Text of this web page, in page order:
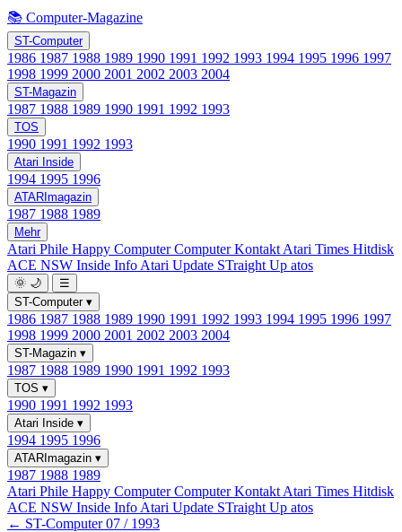
📚 Computer-Magazine
ST-Computer
1986 1987 1988 1989 1990 1991 1992 1993 1994 1995 1996 1997
1998 1999 2000 2001 2002 2003 2004
ST-Magazin
1987 1988 1989 1990 1991 1992 1993
TOS
1990 1991 1992 1993
Atari Inside
1994 1995 1996
ATARImagazin
1987 1988 1989
Mehr
Atari Phile Happy ComputerComputer Kontakt Atari Times Hitdisk
ACE NSW Inside Info Atari Update STraight Up atos
🌞 🌙
☰
ST-Computer ▾
1986 1987 1988 1989 1990 1991 1992 1993 1994 1995 1996 1997
1998 1999 2000 2001 2002 2003 2004
ST-Magazin ▾
1987 1988 1989 1990 1991 1992 1993
TOS ▾
1990 1991 1992 1993
Atari Inside ▾
1994 1995 1996
ATARImagazin ▾
1987 1988 1989
Atari Phile Happy ComputerComputer Kontakt Atari Times Hitdisk
ACE NSW Inside Info Atari Update STraight Up atos
← ST-Computer 07 / 1993